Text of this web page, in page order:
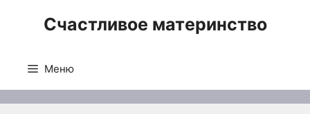
Счастливое материнство
Меню